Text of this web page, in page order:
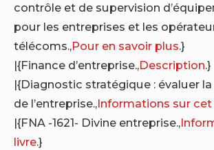
contrôle et de supervision
pour les entreprises et les
télécoms.,Pour en savoir plus.}
|{Finance d’entreprise.,Description.}
|{Diagnostic stratégique : évaluer
de l’entreprise.,Informations sur
|{FNA -1621- Divine entreprise.,
livre.}